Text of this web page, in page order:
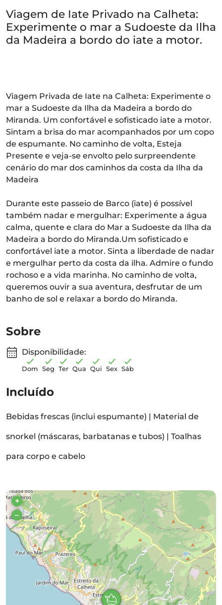
Viagem de Iate Privado na Calheta:
Experimente o mar a Sudoeste da Ilha
da Madeira a bordo do iate a motor.
Viagem Privada de Iate na Calheta: Experimente o
mar a Sudoeste da Ilha da Madeira a bordo do
Miranda. Um confortável e sofisticado iate a motor.
Sintam a brisa do mar acompanhados por um copo
de espumante. No caminho de volta, Esteja
Presente e veja-se envolto pelo surpreendente
cenário do mar dos caminhos da costa da Ilha da
Madeira
Durante este passeio de Barco (iate) é possível
também nadar e mergulhar: Experimente a água
calma, quente e clara do Mar a Sudoeste da Ilha da
Madeira a bordo do Miranda.Um sofisticado e
confortável iate a motor. Sinta a liberdade de nadar
e mergulhar perto da costa da ilha. Admire o fundo
rochoso e a vida marinha. No caminho de volta,
queremos ouvir a sua aventura, desfrutar de um
banho de sol e relaxar a bordo do Miranda.
Sobre
Disponibilidade:
Dom Seg Ter Qua Qui Sex Sáb
Incluído
Bebidas frescas (inclui espumante) | Material de
snorkel (máscaras, barbatanas e tubos) | Toalhas
para corpo e cabelo
+
–